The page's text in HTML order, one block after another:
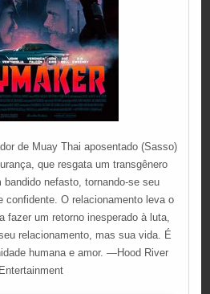
de Muay Thai aposentado (Sasso)
que resgata um transgênero
bandido nefasto, tornando-se seu
confidente. O relacionamento leva o
fazer um retorno inesperado à luta,
relacionamento, mas sua vida. É
humana e amor. —Hood River
Entertainment